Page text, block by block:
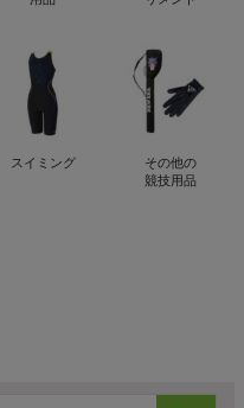
スイミング
その他の
競技用品